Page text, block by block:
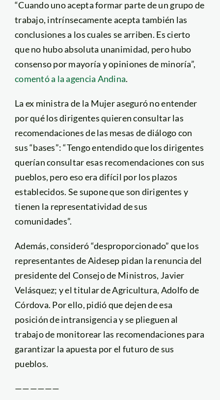
“Cuando uno acepta formar parte de un grupo de
trabajo, intrínsecamente acepta también las
conclusiones a los cuales se arriben. Es cierto
que no hubo absoluta unanimidad, pero hubo
consenso por mayoría y opiniones de minoría”,
comentó a la agencia Andina.
La ex ministra de la Mujer aseguró no entender
por qué los dirigentes quieren consultar las
recomendaciones de las mesas de diálogo con
sus “bases”: “Tengo entendido que los dirigentes
querían consultar esas recomendaciones con sus
pueblos, pero eso era difícil por los plazos
establecidos. Se supone que son dirigentes y
tienen la representatividad de sus
comunidades”.
Además, consideró “desproporcionado” que los
representantes de Aidesep pidan la renuncia del
presidente del Consejo de Ministros, Javier
Velásquez; y el titular de Agricultura, Adolfo de
Córdova. Por ello, pidió que dejen de esa
posición de intransigencia y se plieguen al
trabajo de monitorear las recomendaciones para
garantizar la apuesta por el futuro de sus
pueblos.
——————